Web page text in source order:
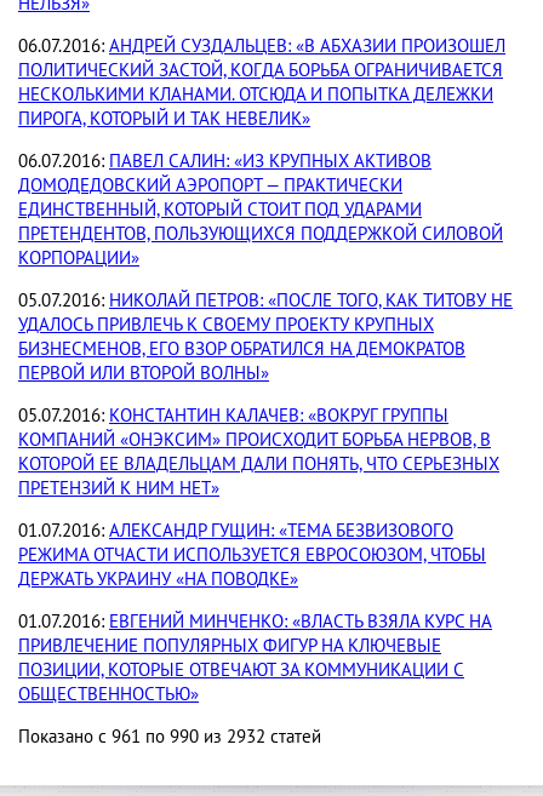
06.07.2016: АНДРЕЙ СУЗДАЛЬЦЕВ: «В АБХАЗИИ ПРОИЗОШЕЛ
ПОЛИТИЧЕСКИЙ ЗАСТОЙ, КОГДА БОРЬБА ОГРАНИЧИВАЕТСЯ
НЕСКОЛЬКИМИ КЛАНАМИ. ОТСЮДА И ПОПЫТКА ДЕЛЕЖКИ
ПИРОГА, КОТОРЫЙ И ТАК НЕВЕЛИК»
06.07.2016: ПАВЕЛ САЛИН: «ИЗ КРУПНЫХ АКТИВОВ
ДОМОДЕДОВСКИЙ АЭРОПОРТ — ПРАКТИЧЕСКИ
ЕДИНСТВЕННЫЙ, КОТОРЫЙ СТОИТ ПОД УДАРАМИ
ПРЕТЕНДЕНТОВ, ПОЛЬЗУЮЩИХСЯ ПОДДЕРЖКОЙ СИЛОВОЙ
КОРПОРАЦИИ»
05.07.2016: НИКОЛАЙ ПЕТРОВ: «ПОСЛЕ ТОГО, КАК ТИТОВУ НЕ
УДАЛОСЬ ПРИВЛЕЧЬ К СВОЕМУ ПРОЕКТУ КРУПНЫХ
БИЗНЕСМЕНОВ, ЕГО ВЗОР ОБРАТИЛСЯ НА ДЕМОКРАТОВ
ПЕРВОЙ ИЛИ ВТОРОЙ ВОЛНЫ»
05.07.2016: КОНСТАНТИН КАЛАЧЕВ: «ВОКРУГ ГРУППЫ
КОМПАНИЙ «ОНЭКСИМ» ПРОИСХОДИТ БОРЬБА НЕРВОВ, В
КОТОРОЙ ЕЕ ВЛАДЕЛЬЦАМ ДАЛИ ПОНЯТЬ, ЧТО СЕРЬЕЗНЫХ
ПРЕТЕНЗИЙ К НИМ НЕТ»
01.07.2016: АЛЕКСАНДР ГУЩИН: «ТЕМА БЕЗВИЗОВОГО
РЕЖИМА ОТЧАСТИ ИСПОЛЬЗУЕТСЯ ЕВРОСОЮЗОМ, ЧТОБЫ
ДЕРЖАТЬ УКРАИНУ «НА ПОВОДКЕ»
01.07.2016: ЕВГЕНИЙ МИНЧЕНКО: «ВЛАСТЬ ВЗЯЛА КУРС НА
ПРИВЛЕЧЕНИЕ ПОПУЛЯРНЫХ ФИГУР НА КЛЮЧЕВЫЕ
ПОЗИЦИИ, КОТОРЫЕ ОТВЕЧАЮТ ЗА КОММУНИКАЦИИ С
ОБЩЕСТВЕННОСТЬЮ»
Показано с 961 по 990 из 2932 статей